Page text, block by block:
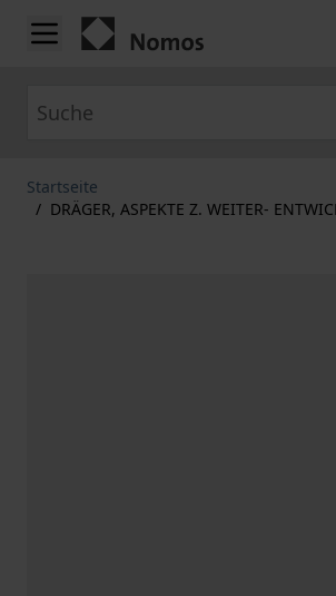
Zum Inhalt springen
Startseite
/ DRÄGER, ASPEKTE Z. WEITER-